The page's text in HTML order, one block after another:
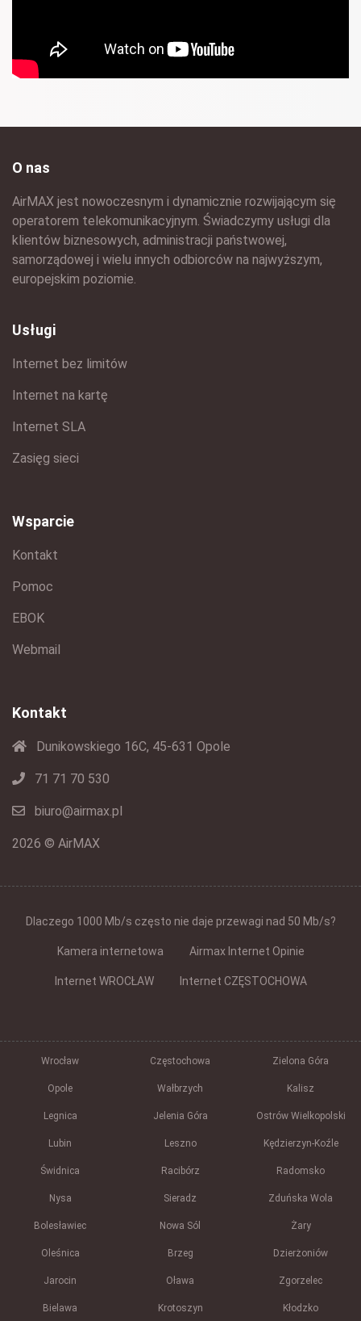
O nas
AirMAX jest nowoczesnym i dynamicznie rozwijającym się
operatorem telekomunikacyjnym. Świadczymy usługi dla
klientów biznesowych, administracji państwowej,
samorządowej i wielu innych odbiorców na najwyższym,
europejskim poziomie.
Usługi
Internet bez limitów
Internet na kartę
Internet SLA
Zasięg sieci
Wsparcie
Kontakt
Pomoc
EBOK
Webmail
Kontakt
Dunikowskiego 16C, 45-631 Opole
71 71 70 530
biuro@airmax.pl
2026 © AirMAX
Dlaczego 1000 Mb/s często nie daje przewagi nad 50 Mb/s?
Kamera internetowa Airmax Internet Opinie
Internet WROCŁAW Internet CZĘSTOCHOWA
Wrocław Częstochowa Zielona Góra
Opole Wałbrzych Kalisz
Legnica Jelenia Góra Ostrów Wielkopolski
Lubin Leszno Kędzierzyn-Koźle
Świdnica Racibórz Radomsko
Nysa Sieradz Zduńska Wola
Bolesławiec Nowa Sól Żary
Oleśnica Brzeg Dzierżoniów
Jarocin Oława Zgorzelec
Bielawa Krotoszyn Kłodzko